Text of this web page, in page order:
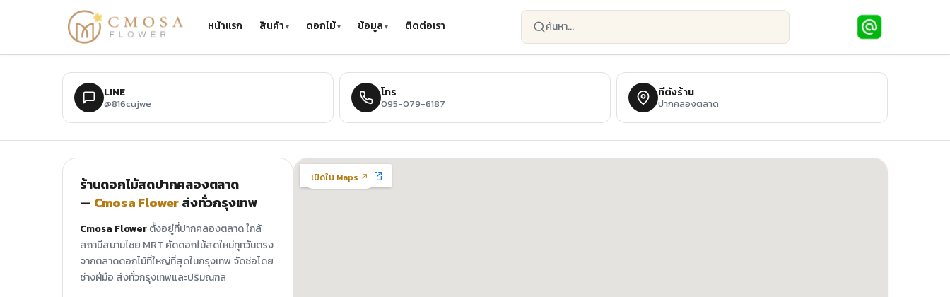
ข้ามไปยังเนื้อหาหลัก
หน้าแรก สินค้า ดอกไม้ ข้อมูล ติดต่อเรา
LINE
@816cujwe
โทร
095-079-6187
ที่ตั้งร้าน
ปากคลองตลาด
ร้านดอกไม้สดปากคลองตลาด
— Cmosa Flowerส่งทั่วกรุงเทพ
Cmosa Flowerตั้งอยู่ที่ปากคลองตลาด ใกล้
สถานีสนามไชย MRT คัดดอกไม้สดใหม่ทุกวันตรง
จากตลาดดอกไม้ที่ใหญ่ที่สุดในกรุงเทพ จัดช่อโดย
ช่างฝีมือ ส่งทั่วกรุงเทพและปริมณฑล
เปิดใน Maps ↗